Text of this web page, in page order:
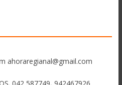
ahoraregianal@gmail.com